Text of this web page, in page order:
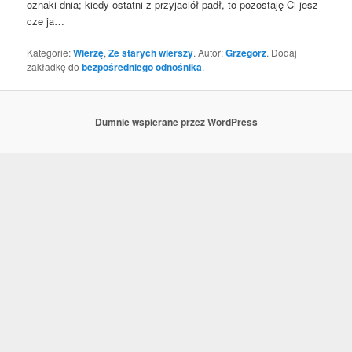
ozna­ki dnia; kie­dy ostat­ni z przy­ja­ciół padł, to pozo­sta­ję Ci jesz­
cze ja…
Kategorie:Wierzę,Ze starych wierszy. Autor:Grzegorz. Dodaj
zakładkę dobezpośredniego odnośnika.
Dumnie wspierane przez WordPress